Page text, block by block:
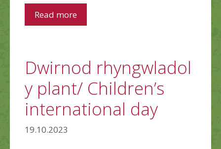
Read more
Dwirnod rhyngwladol
y plant/ Children’s
international day
19.10.2023